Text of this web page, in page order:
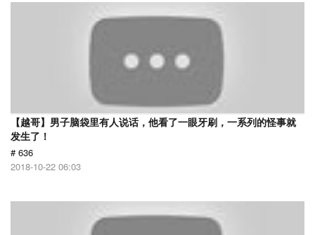
【越哥】男子脑袋里有人说话，他看了一眼牙刷，一系列的怪事就
发生了！
# 636
2018-10-22 06:03